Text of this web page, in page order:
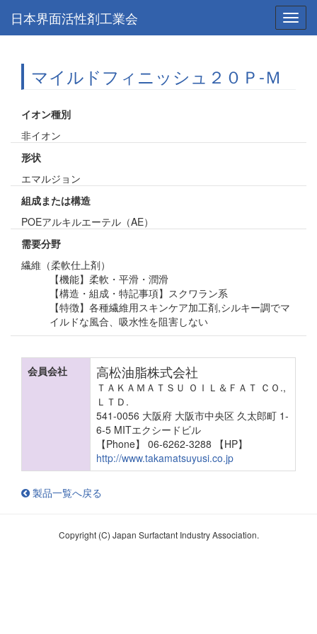
日本界面活性剤工業会
マイルドフィニッシュ２０Ｐ-Ｍ
イオン種別
非イオン
形状
エマルジョン
組成または構造
POEアルキルエーテル（AE）
需要分野
繊維（柔軟仕上剤）
【機能】柔軟・平滑・潤滑
【構造・組成・特記事項】スクワラン系
【特徴】各種繊維用スキンケア加工剤,シルキー調でマ
イルドな風合、吸水性を阻害しない
会員会社 高松油脂株式会社
ＴＡＫＡＭＡＴＳＵ ＯＩＬ＆ＦＡＴ ＣＯ.,
ＬＴＤ.
541-0056 大阪府 大阪市中央区 久太郎町 1-
6-5 MITエクシードビル
【Phone】 06-6262-3288
【HP】
http://www.takamatsuyusi.co.jp
製品一覧へ戻る
Copyright (C) Japan Surfactant Industry Association.